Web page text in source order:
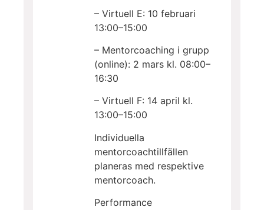
– Virtuell E: 10 februari
13:00–15:00
– Mentorcoaching i grupp
(online): 2 mars kl. 08:00–
16:30
– Virtuell F: 14 april kl.
13:00–15:00
Individuella
mentorcoachtillfällen
planeras med respektive
mentorcoach.
Performance